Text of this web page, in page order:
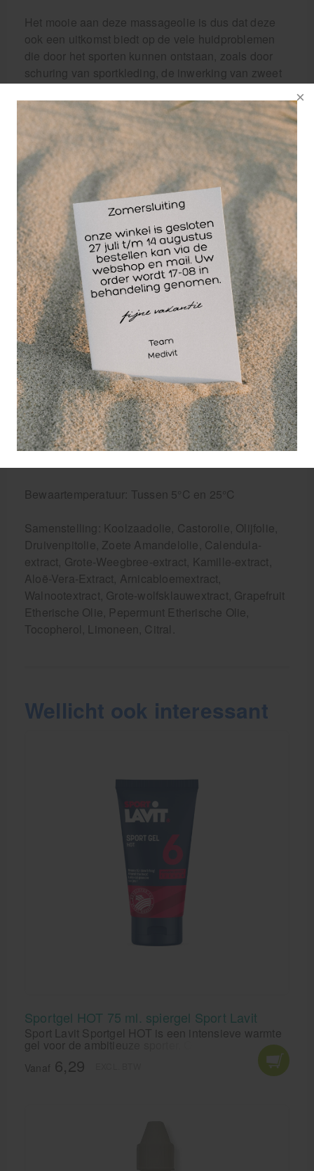
Het mooie aan deze massageolie is dus dat deze
ook een uitkomst biedt op de vele huidproblemen
die door het sporten kunnen ontstaan, zoals door
schuring van sportkleding, de inwerking van zweet
te voeren.
Kortom, de sport & herstel is een natuurlijke
massageolie met veel ingrediënten die allemaal
ondersteunen in het verbeteren van de
sportprestaties en het verminderen van spierpijn.
Ben je een sportmasseur en wil je liever niet
werken met minerale oliën? Dan is deze
massageolie verreweg de beste keuze!
De 5 liter variant van de sport & herstel
massageolie is ideaal voor massagepraktijken en
sportmasseurs die veel massageolie verbruiken.
Giet de massageolie zelf over na een kleiner flesje
en bespaar op die manier flink op de kosten van je
massageolie. De jerrycan wordt geleverd met een
draaidop, maar je kunt er een pompje bij bestellen.
In verband met hygiëne is het niet mogelijk om dit
product na openen te retourneren. De massageolie
is klaar voor gebruik en hoeft niet verdund te
Bewaartemperatuur: Tussen 5°C en 25°C
Samenstelling: Koolzaadolie, Castorolie, Olijfolie,
Druivenpitolie, Zoete Amandelolie, Calendula-
extract, Grote-Weegbree-extract, Kamille-extract,
Aloë-Vera-Extract, Arnicabloemextract,
Walnootextract, Grote-wolfsklauwextract, Grapefruit
Etherische Olie, Pepermunt Etherische Olie,
Tocopherol, Limoneen, Citral.
Wellicht ook interessant
Sportgel HOT 75 ml. spiergel Sport Lavit
Sport Lavit Sportgel HOT is een intensieve warmte
gel voor de ambitieuze sporter. Ontwikkeld voor
regeneratie en bloedcirculatie stimulering evenals
warmte behandeling bij spierpijn en
Vanaf 6,29